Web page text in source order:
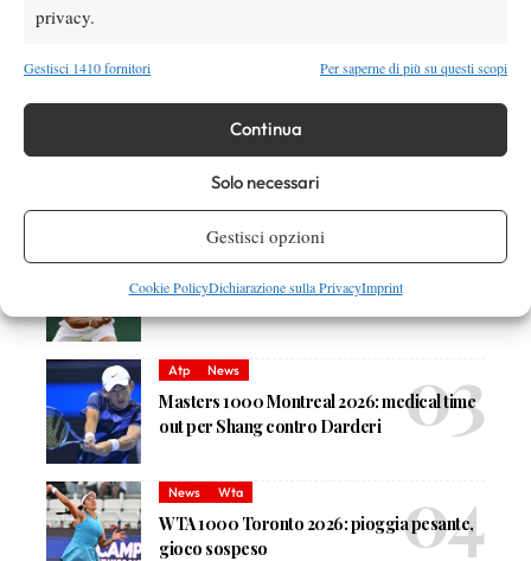
privacy.
Gestisci 1410 fornitori Per saperne di più su questi scopi
Continua
Solo necessari
Gestisci opzioni
Cookie PolicyDichiarazione sulla PrivacyImprint
News
Masters 1000 Montreal 2026: programma,
orario e ordine di gioco venerdì 7 agosto.
Arnaldi apre sul Centrale
News
Masters 1000 Montreal 2026: Darderi
rimonta Shang e vola agli ottavi
Atp News
Masters 1000 Montreal 2026: medical time
out per Shang contro Darderi
News Wta
WTA 1000 Toronto 2026: pioggia pesante,
gioco sospeso